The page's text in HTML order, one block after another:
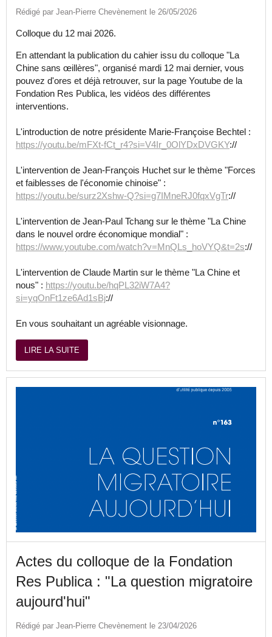
Rédigé par Jean-Pierre Chevènement le 26/05/2026
Colloque du 12 mai 2026.
En attendant la publication du cahier issu du colloque "La
Chine sans œillères", organisé mardi 12 mai dernier, vous
pouvez d'ores et déjà retrouver, sur la page Youtube de la
Fondation Res Publica, les vidéos des différentes
interventions.
L'introduction de notre présidente Marie-Françoise Bechtel :
https://youtu.be/mFXt-fCt_r4?si=V4Ir_0OlYDxDVGKY://
L'intervention de Jean-François Huchet sur le thème "Forces
et faiblesses de l'économie chinoise" :
https://youtu.be/surz2Xshw-Q?si=g7IMneRJ0fqxVgTr://
L'intervention de Jean-Paul Tchang sur le thème "La Chine
dans le nouvel ordre économique mondial" :
https://www.youtube.com/watch?v=MnQLs_hoVYQ&t=2s://
L'intervention de Claude Martin sur le thème "La Chine et
nous" : https://youtu.be/hqPL32iW7A4?
si=yqOnFt1ze6Ad1sBj://
En vous souhaitant un agréable visionnage.
LIRE LA SUITE
Actes du colloque de la Fondation
Res Publica : "La question migratoire
aujourd'hui"
Rédigé par Jean-Pierre Chevènement le 23/04/2026